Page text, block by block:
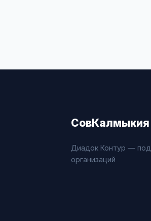
Диадок Контур —
организаций